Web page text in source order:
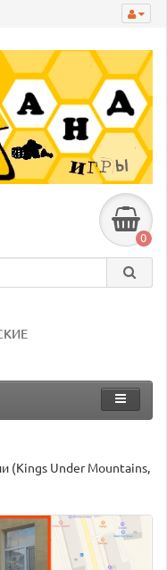
0
(Kings Under Mountains,